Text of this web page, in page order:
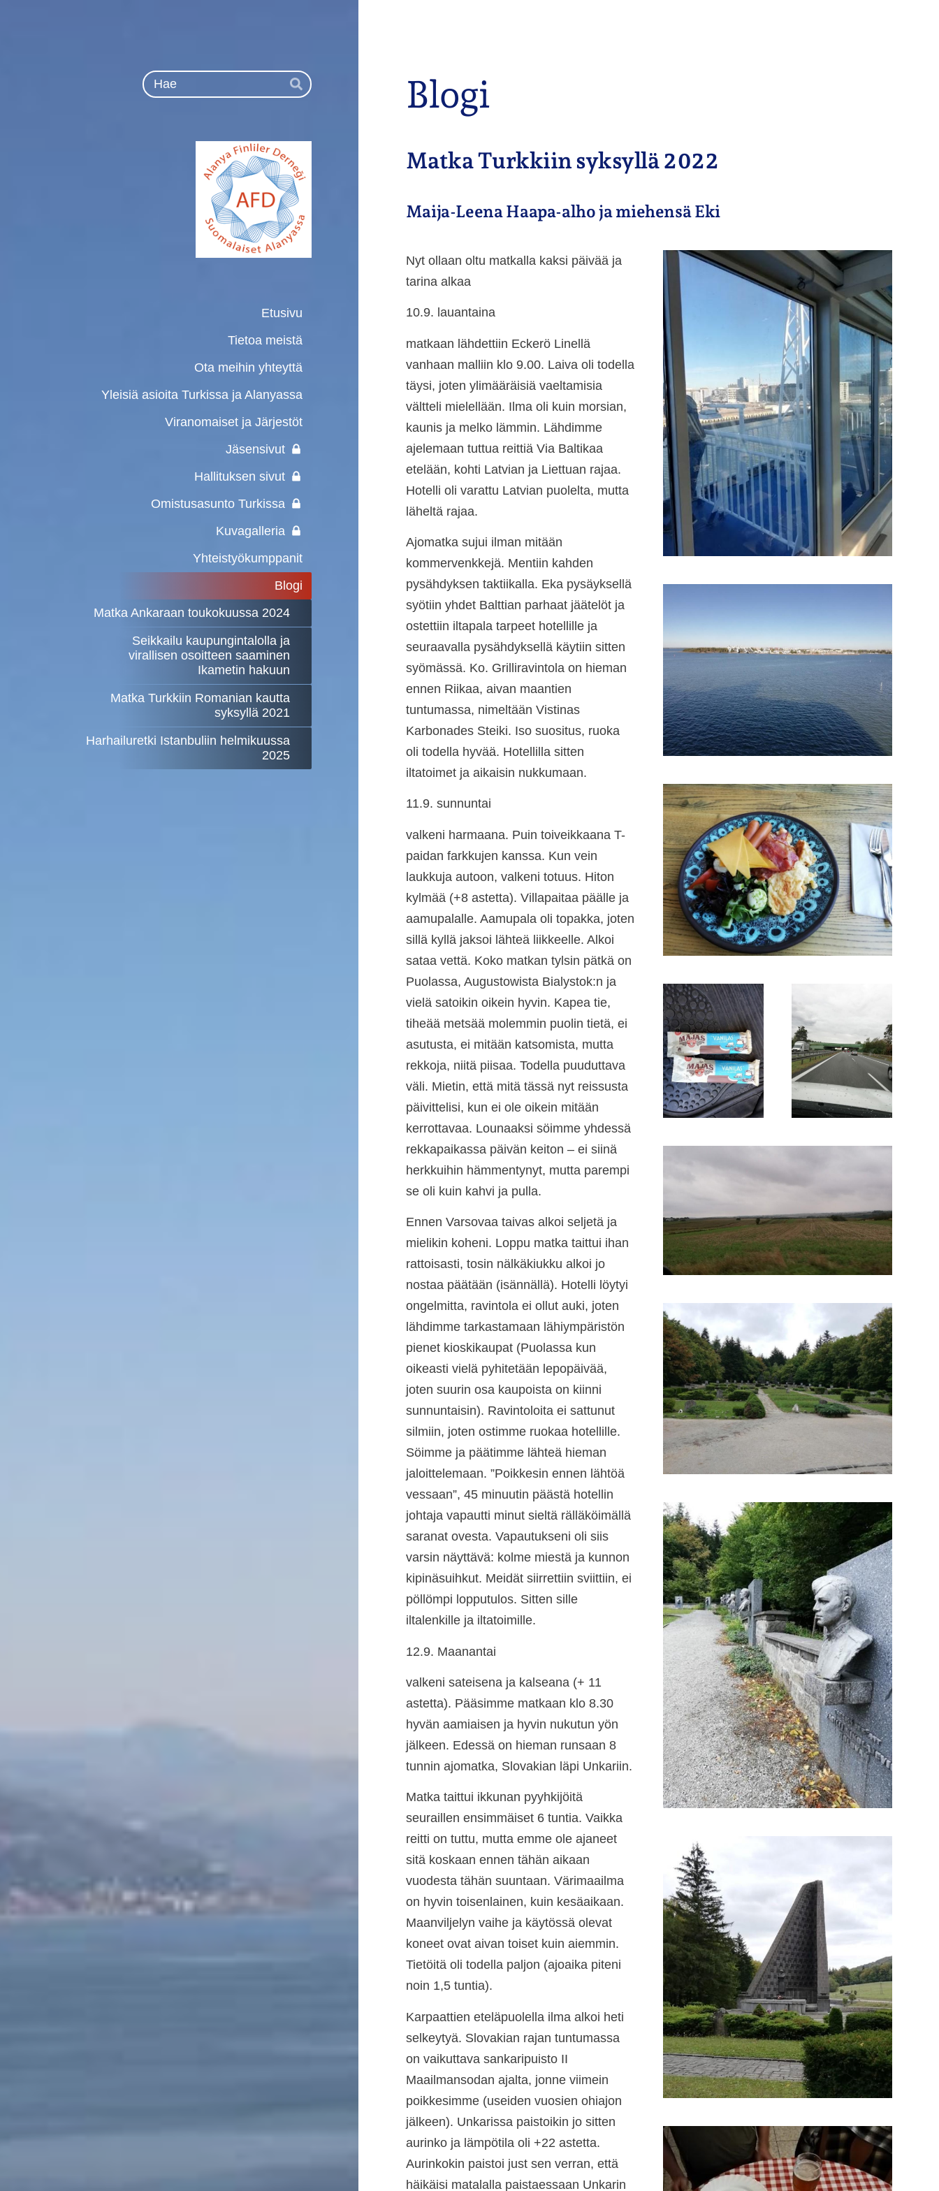
Haku
Hae
Esimerkki ry
Etusivu
Tietoa meistä
Ota meihin yhteyttä
Yleisiä asioita Turkissa ja Alanyassa
Viranomaiset ja Järjestöt
Jäsensivut
Hallituksen sivut
Omistusasunto Turkissa
Kuvagalleria
Yhteistyökumppanit
Blogi
Matka Ankaraan toukokuussa 2024
Seikkailu kaupungintalolla ja
virallisen osoitteen saaminen
Ikametin hakuun
Matka Turkkiin Romanian kautta
syksyllä 2021
Harhailuretki Istanbuliin helmikuussa
2025
Blogi
Matka Turkkiin syksyllä 2022
Maija-Leena Haapa-alho ja miehensä Eki
Nyt ollaan oltu matkalla kaksi päivää ja
tarina alkaa
10.9. lauantaina
matkaan lähdettiin Eckerö Linellä
vanhaan malliin klo 9.00. Laiva oli todella
täysi, joten ylimääräisiä vaeltamisia
vältteli mielellään. Ilma oli kuin morsian,
kaunis ja melko lämmin. Lähdimme
ajelemaan tuttua reittiä Via Baltikaa
etelään, kohti Latvian ja Liettuan rajaa.
Hotelli oli varattu Latvian puolelta, mutta
läheltä rajaa.
Ajomatka sujui ilman mitään
kommervenkkejä. Mentiin kahden
pysähdyksen taktiikalla. Eka pysäyksellä
syötiin yhdet Balttian parhaat jäätelöt ja
ostettiin iltapala tarpeet hotellille ja
seuraavalla pysähdyksellä käytiin sitten
syömässä. Ko. Grilliravintola on hieman
ennen Riikaa, aivan maantien
tuntumassa, nimeltään Vistinas
Karbonades Steiki. Iso suositus, ruoka
oli todella hyvää. Hotellilla sitten
iltatoimet ja aikaisin nukkumaan.
11.9. sunnuntai
valkeni harmaana. Puin toiveikkaana T-
paidan farkkujen kanssa. Kun vein
laukkuja autoon, valkeni totuus. Hiton
kylmää (+8 astetta). Villapaitaa päälle ja
aamupalalle. Aamupala oli topakka, joten
sillä kyllä jaksoi lähteä liikkeelle. Alkoi
sataa vettä. Koko matkan tylsin pätkä on
Puolassa, Augustowista Bialystok:n ja
vielä satoikin oikein hyvin. Kapea tie,
tiheää metsää molemmin puolin tietä, ei
asutusta, ei mitään katsomista, mutta
rekkoja, niitä piisaa. Todella puuduttava
väli. Mietin, että mitä tässä nyt reissusta
päivittelisi, kun ei ole oikein mitään
kerrottavaa. Lounaaksi söimme yhdessä
rekkapaikassa päivän keiton – ei siinä
herkkuihin hämmentynyt, mutta parempi
se oli kuin kahvi ja pulla.
Ennen Varsovaa taivas alkoi seljetä ja
mielikin koheni. Loppu matka taittui ihan
rattoisasti, tosin nälkäkiukku alkoi jo
nostaa päätään (isännällä). Hotelli löytyi
ongelmitta, ravintola ei ollut auki, joten
lähdimme tarkastamaan lähiympäristön
pienet kioskikaupat (Puolassa kun
oikeasti vielä pyhitetään lepopäivää,
joten suurin osa kaupoista on kiinni
sunnuntaisin). Ravintoloita ei sattunut
silmiin, joten ostimme ruokaa hotellille.
Söimme ja päätimme lähteä hieman
jaloittelemaan. ”Poikkesin ennen lähtöä
vessaan”, 45 minuutin päästä hotellin
johtaja vapautti minut sieltä rälläköimällä
saranat ovesta. Vapautukseni oli siis
varsin näyttävä: kolme miestä ja kunnon
kipinäsuihkut. Meidät siirrettiin sviittiin, ei
pöllömpi lopputulos. Sitten sille
iltalenkille ja iltatoimille.
12.9. Maanantai
valkeni sateisena ja kalseana (+ 11
astetta). Pääsimme matkaan klo 8.30
hyvän aamiaisen ja hyvin nukutun yön
jälkeen. Edessä on hieman runsaan 8
tunnin ajomatka, Slovakian läpi Unkariin.
Matka taittui ikkunan pyyhkijöitä
seuraillen ensimmäiset 6 tuntia. Vaikka
reitti on tuttu, mutta emme ole ajaneet
sitä koskaan ennen tähän aikaan
vuodesta tähän suuntaan. Värimaailma
on hyvin toisenlainen, kuin kesäaikaan.
Maanviljelyn vaihe ja käytössä olevat
koneet ovat aivan toiset kuin aiemmin.
Tietöitä oli todella paljon (ajoaika piteni
noin 1,5 tuntia).
Karpaattien eteläpuolella ilma alkoi heti
selkeytyä. Slovakian rajan tuntumassa
on vaikuttava sankaripuisto II
Maailmansodan ajalta, jonne viimein
poikkesimme (useiden vuosien ohiajon
jälkeen). Unkarissa paistoikin jo sitten
aurinko ja lämpötila oli +22 astetta.
Aurinkokin paistoi just sen verran, että
häikäisi matalalla paistaessaan Unkarin